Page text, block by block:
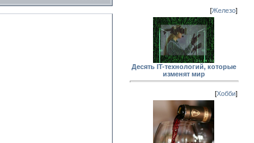
[Железо]
Десять IT-технологий, которые
изменят мир
[Хобби]